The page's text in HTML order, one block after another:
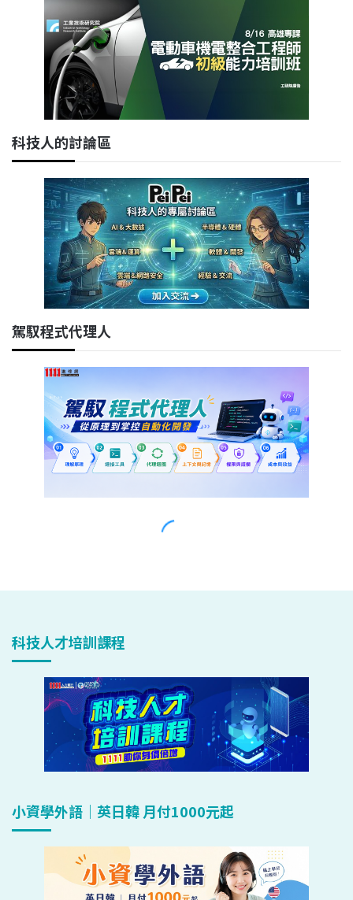
科技人才培訓課程
小資學外語｜英日韓 月付1000元起